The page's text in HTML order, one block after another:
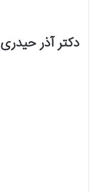
دکتر آذر حیدری